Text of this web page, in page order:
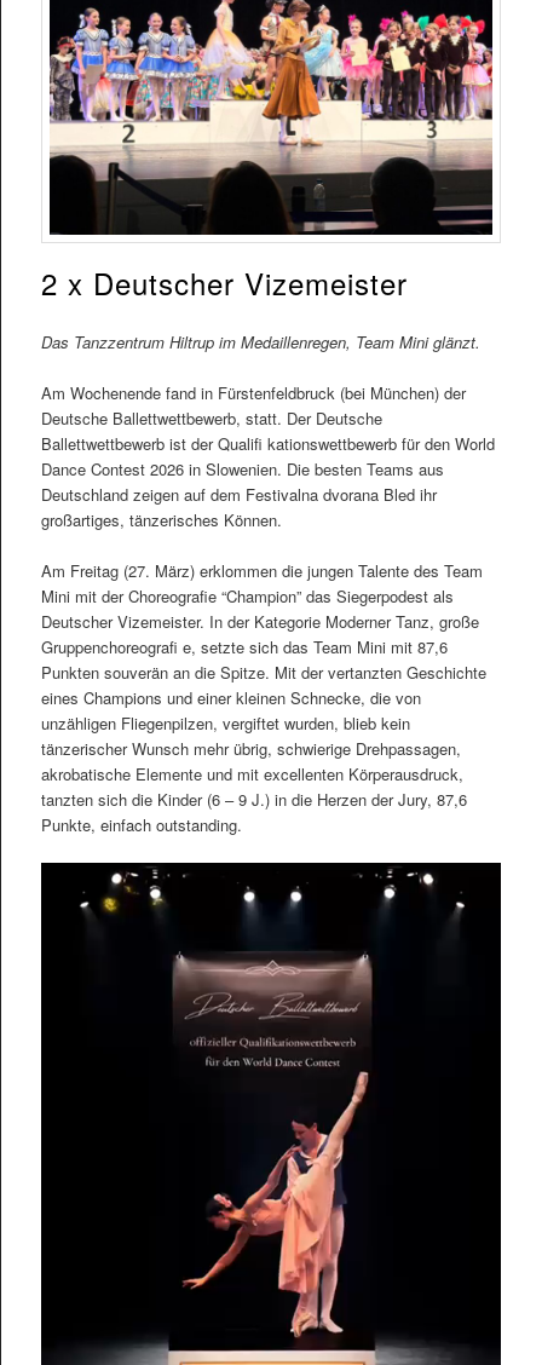
2 x Deutscher Vizemeister
Das Tanzzentrum Hiltrup im Medaillenregen, Team Mini glänzt.
Am Wochenende fand in Fürstenfeldbruck (bei München) der
Deutsche Ballettwettbewerb, statt. Der Deutsche
Ballettwettbewerb ist der Qualifi kationswettbewerb für den World
Dance Contest 2026 in Slowenien. Die besten Teams aus
Deutschland zeigen auf dem Festivalna dvorana Bled ihr
großartiges, tänzerisches Können.
Am Freitag (27. März) erklommen die jungen Talente des Team
Mini mit der Choreografie “Champion” das Siegerpodest als
Deutscher Vizemeister. In der Kategorie Moderner Tanz, große
Gruppenchoreografi e, setzte sich das Team Mini mit 87,6
Punkten souverän an die Spitze. Mit der vertanzten Geschichte
eines Champions und einer kleinen Schnecke, die von
unzähligen Fliegenpilzen, vergiftet wurden, blieb kein
tänzerischer Wunsch mehr übrig, schwierige Drehpassagen,
akrobatische Elemente und mit excellenten Körperausdruck,
tanzten sich die Kinder (6 – 9 J.) in die Herzen der Jury, 87,6
Punkte, einfach outstanding.